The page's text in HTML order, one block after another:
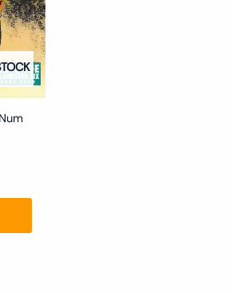
peuvent
être
choisies
sur